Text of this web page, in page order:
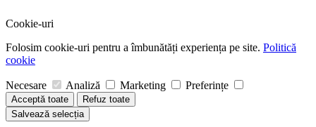
Cookie-uri
Folosim cookie-uri pentru a îmbunătăți experiența pe site. Politică
cookie
Necesare Analiză Marketing Preferințe
Acceptă toate
Refuz toate
Salvează selecția